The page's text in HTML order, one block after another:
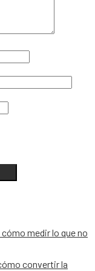
medir lo que no
convertir la